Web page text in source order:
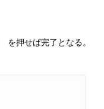
を押せば完了となる。